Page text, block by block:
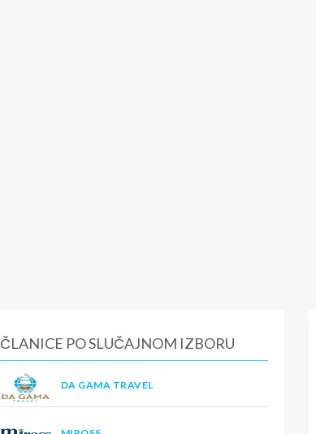
ČLANICE PO SLUČAJNOM IZBORU
DA GAMA TRAVEL